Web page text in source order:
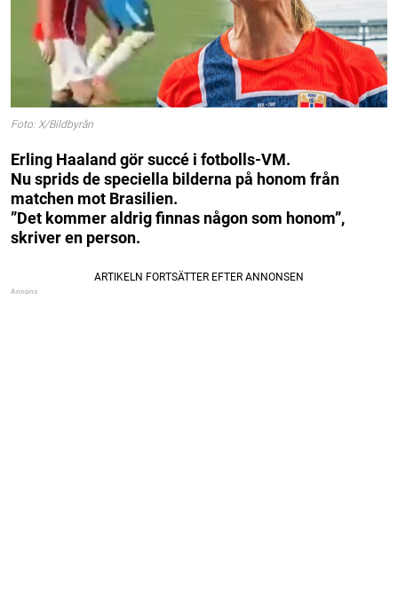
Foto: X/Bildbyrån
Erling Haaland gör succé i fotbolls-VM.
Nu sprids de speciella bilderna på honom från
matchen mot Brasilien.
”Det kommer aldrig finnas någon som honom”,
skriver en person.